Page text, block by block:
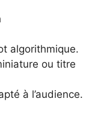
algorithmique.
ou titre
à l’audience.